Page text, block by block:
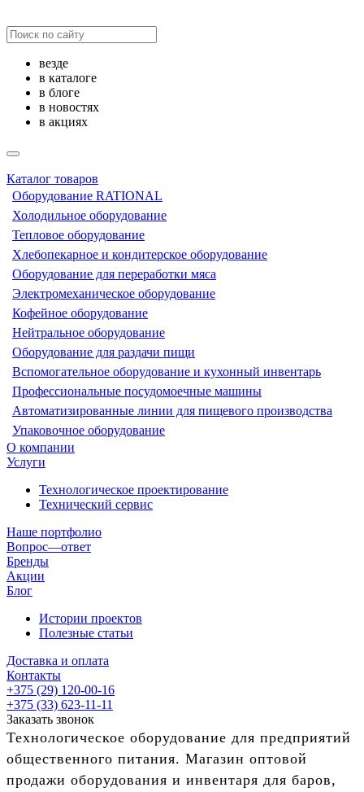
везде
в каталоге
в блоге
в новостях
в акциях
Каталог товаров
Оборудование RATIONAL
Холодильное оборудование
Тепловое оборудование
Хлебопекарное и кондитерское оборудование
Оборудование для переработки мяса
Электромеханическое оборудование
Кофейное оборудование
Нейтральное оборудование
Оборудование для раздачи пищи
Вспомогательное оборудование и кухонный инвентарь
Профессиональные посудомоечные машины
Автоматизированные линии для пищевого производства
Упаковочное оборудование
О компании
Услуги
Технологическое проектирование
Технический сервис
Наше портфолио
Вопрос—ответ
Бренды
Акции
Блог
Истории проектов
Полезные статьи
Доставка и оплата
Контакты
+375 (29) 120-00-16
+375 (33) 623-11-11
Заказать звонок
Технологическое оборудование для предприятий
общественного питания. Магазин оптовой
продажи оборудования и инвентаря для баров,